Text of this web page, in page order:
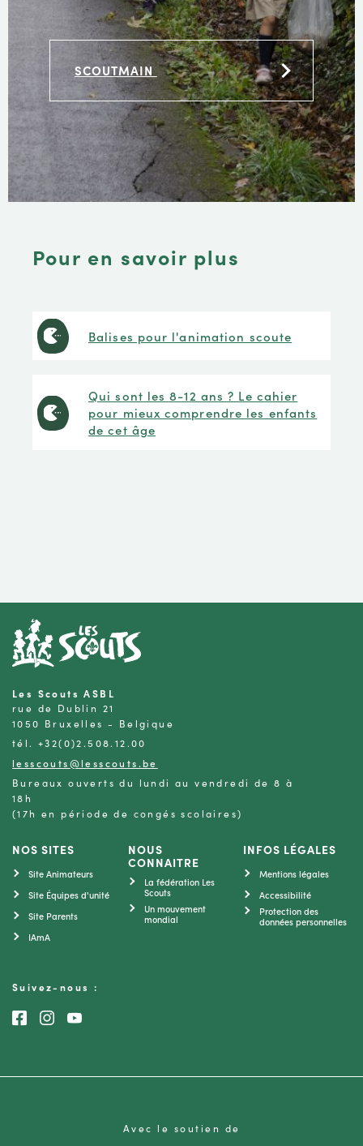
SCOUTMAIN
Pour en savoir plus
Balises pour l'animation scoute
Qui sont les 8-12 ans ? Le cahier
pour mieux comprendre les enfants
de cet âge
Les Scouts ASBL
rue de Dublin 21
1050 Bruxelles - Belgique
tél. +32(0)2.508.12.00
lesscouts@lesscouts.be
Bureaux ouverts du lundi au vendredi de 8 à
18h
(17h en période de congés scolaires)
NOS SITES
Site Animateurs
Site Équipes d'unité
Site Parents
IAmA
NOUS
CONNAITRE
La fédération Les
Scouts
Un mouvement
mondial
INFOS LÉGALES
Mentions légales
Accessibilité
Protection des
données personnelles
Suivez-nous :
Consultez notre page Facebook
Consultez notre page Instagram
Consultez notre chaîne Youtube
Avec le soutien de